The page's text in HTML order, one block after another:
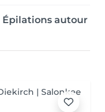
Épilations autour